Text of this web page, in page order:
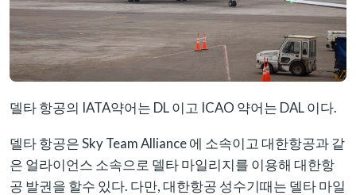
델타 항공의 IATA약어는 DL 이고 ICAO 약어는 DAL 이다.
델타 항공은 Sky Team Alliance 에 소속이고 대한항공과 같
은 얼라이언스 소속으로 델타 마일리지를 이용해 대한항
공 발권을 할수 있다. 다만, 대한항공 성수기때는 델타 마일